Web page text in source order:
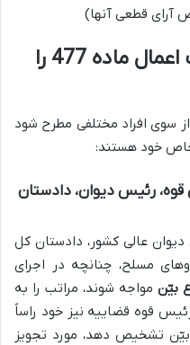
آرای قطعی آنها)
چه کسانی حق درخواست اعمال ماده 477 را
477 می تواند از سوی افراد مختلفی مطرح شود
خاص خود هستند:
رئیس دیوان، دادستان
3 ماده 477، رئیس دیوان عالی کشور، دادستان کل
مسلح، چنانچه در اجرای
بیّن مواجه شوند، مراتب را به
قوه قضاییه نیز خود راساً
تشخیص دهد، مورد تجویز